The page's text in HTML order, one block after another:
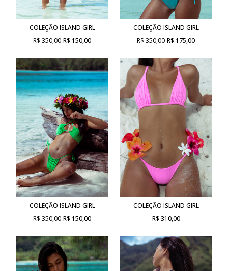
COLEÇÃO ISLAND GIRL
R$ 350,00 R$ 150,00
COLEÇÃO ISLAND GIRL
R$ 350,00 R$ 175,00
COLEÇÃO ISLAND GIRL
R$ 350,00 R$ 150,00
COLEÇÃO ISLAND GIRL
R$ 310,00